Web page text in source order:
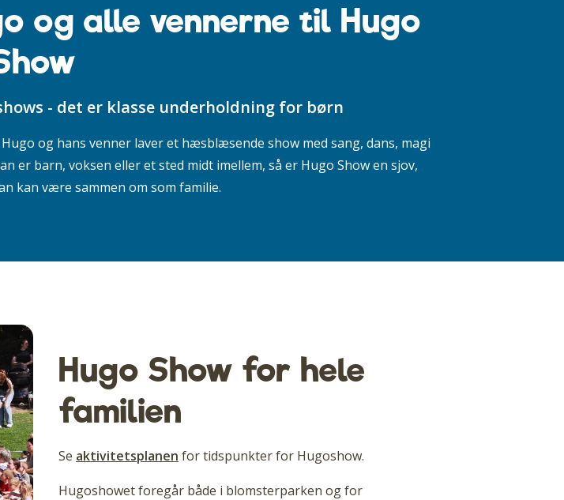
og alle vennerne til Hugo
- det er klasse underholdning for børn
og hans venner laver et hæsblæsende show med sang, dans, magi
er barn, voksen eller et sted midt imellem, så er Hugo Show en sjov,
kan være sammen om som familie.
Hugo Show for hele
familien
Se aktivitetsplanen for tidspunkter for Hugoshow.
Hugoshowet foregår både i blomsterparken og for